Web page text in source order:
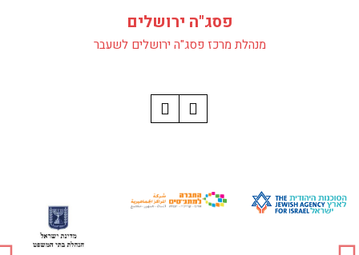
פסג"ה ירושלים
מנהלת מרכז פסג"ה ירושלים לשעבר